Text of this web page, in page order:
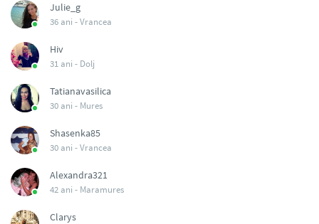
Julie_g
36 ani -Vrancea
Hiv
31 ani - Dolj
Tatianavasilica
30 ani - Mures
Shasenka85
30 ani -Vrancea
Alexandra321
42 ani - Maramures
Clarys